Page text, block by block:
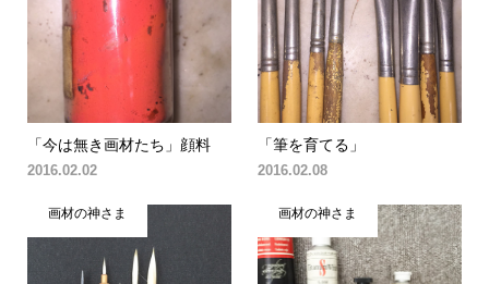
「今は無き画材たち」顔料
2016.02.02
「筆を育てる」
2016.02.08
画材の神さま 画材の神さま